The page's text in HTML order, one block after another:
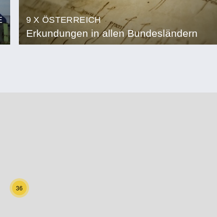
9 X ÖSTERREICH
Erkundungen in allen Bundesländern
36